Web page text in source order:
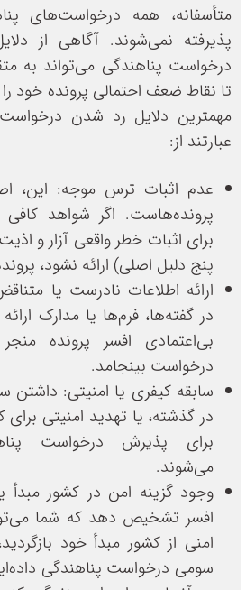
متأسفانه، همه درخواست‌های
پذیرفته نمی‌شوند. آگاهی از
درخواست پناهندگی می‌تواند به
تا نقاط ضعف احتمالی پرونده خود
مهمترین دلایل رد شدن درخواست
عبارتند از:
عدم اثبات ترس موجه: این،
پرونده‌هاست. اگر شواهد کافی
برای اثبات خطر واقعی آزار و
پنج دلیل اصلی) ارائه نشود،
ارائه اطلاعات نادرست یا
در گفته‌ها، فرم‌ها یا مدارک
بی‌اعتمادی افسر پرونده
درخواست بینجامد.
سابقه کیفری یا امنیتی:
در گذشته، یا تهدید امنیتی برای
برای پذیرش درخواست
می‌شوند.
وجود گزینه امن در کشور مبدأ
افسر تشخیص دهد که شما
امنی از کشور مبدأ خود
سومی درخواست پناهندگی